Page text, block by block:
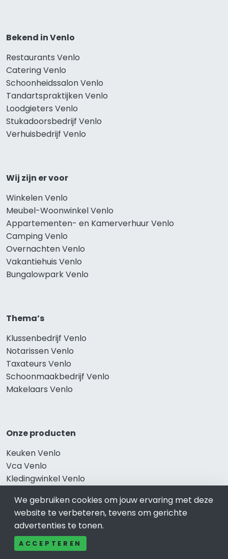
Bekend in Venlo
Restaurants Venlo
Catering Venlo
Schoonheidssalon Venlo
Tandartspraktijken Venlo
Loodgieters Venlo
Stukadoorsbedrijf Venlo
Verhuisbedrijf Venlo
Wij zijn er voor
Winkelen Venlo
Meubel-Woonwinkel Venlo
Appartementen- en Kamerverhuur Venlo
Camping Venlo
Overnachten Venlo
Vakantiehuis Venlo
Bungalowpark Venlo
Thema’s
Klussenbedrijf Venlo
Notarissen Venlo
Taxateurs Venlo
Schoonmaakbedrijf Venlo
Makelaars Venlo
Onze producten
Keuken Venlo
Vca Venlo
Kledingwinkel Venlo
Sportschool Venlo
Gewaardeerd
We gebruiken cookies om jouw ervaring met deze
website te verbeteren, tevens om gerichte
advertenties te tonen.
ACCEPTEREN